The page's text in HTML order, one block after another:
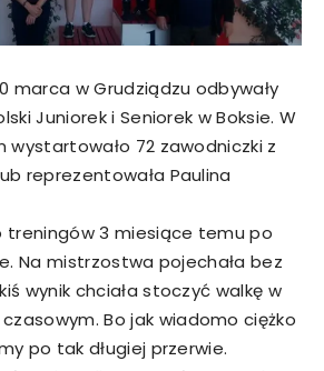
marca w Grudziądzu odbywały
Juniorek i Seniorek w Boksie. W
wystartowało 72 zawodniczki z
reprezentowała Paulina
treningów 3 miesiące temu po
Na mistrzostwa pojechała bez
wynik chciała stoczyć walkę w
Bo jak wiadomo ciężko
po tak długiej przerwie.